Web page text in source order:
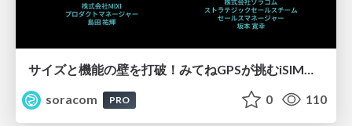
サイズと機能の壁を打破！みてねGPSが挑むiSIM活用秘話【SORACOM Discovery 2026】
soracom
PRO 0 110